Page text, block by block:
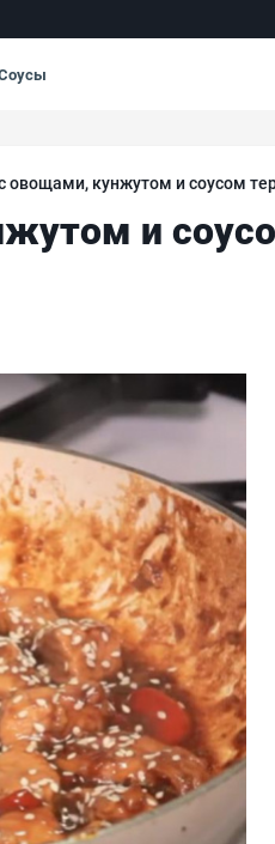
овощами, кунжутом и соусом
и